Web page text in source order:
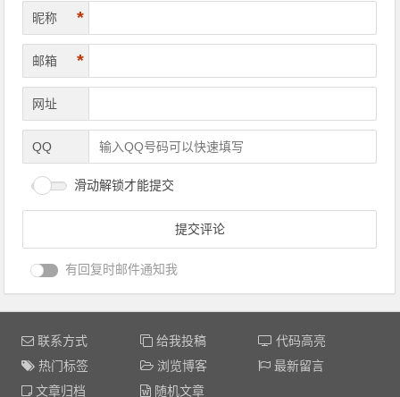
昵称 *
邮箱 *
网址
QQ
滑动解锁才能提交
有回复时邮件通知我
联系方式 给我投稿
代码高亮
热门标签
浏览博客
最新留言
文章归档
随机文章